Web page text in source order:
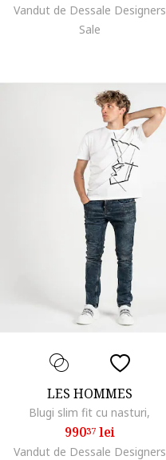
Vandut de Dessale Designers
Sale
LES HOMMES
Blugi slim fit cu nasturi,
99037lei
Vandut de Dessale Designers